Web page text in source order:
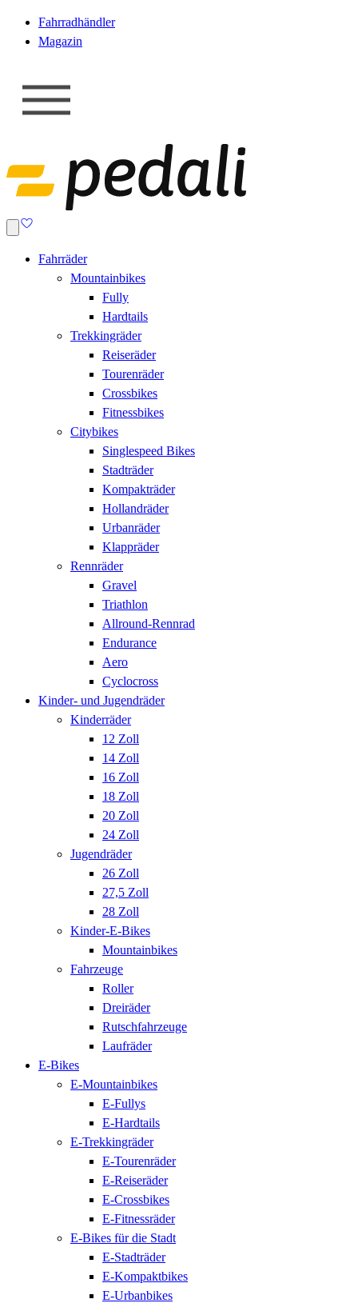
Fahrradhändler
Magazin
Fahrräder
Mountainbikes
Fully
Hardtails
Trekkingräder
Reiseräder
Tourenräder
Crossbikes
Fitnessbikes
Citybikes
Singlespeed Bikes
Stadträder
Kompakträder
Hollandräder
Urbanräder
Klappräder
Rennräder
Gravel
Triathlon
Allround-Rennrad
Endurance
Aero
Cyclocross
Kinder- und Jugendräder
Kinderräder
12 Zoll
14 Zoll
16 Zoll
18 Zoll
20 Zoll
24 Zoll
Jugendräder
26 Zoll
27,5 Zoll
28 Zoll
Kinder-E-Bikes
Mountainbikes
Fahrzeuge
Roller
Dreiräder
Rutschfahrzeuge
Laufräder
E-Bikes
E-Mountainbikes
E-Fullys
E-Hardtails
E-Trekkingräder
E-Tourenräder
E-Reiseräder
E-Crossbikes
E-Fitnessräder
E-Bikes für die Stadt
E-Stadträder
E-Kompaktbikes
E-Urbanbikes